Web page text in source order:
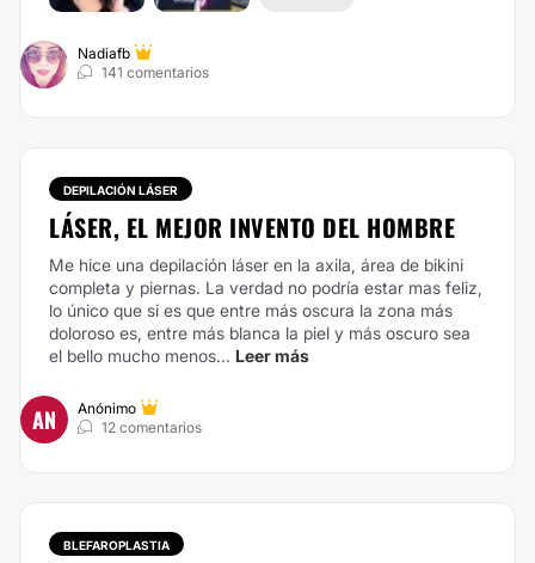
Nadiafb
141 comentarios
DEPILACIÓN LÁSER
LÁSER, EL MEJOR INVENTO DEL HOMBRE
Me hice una depilación láser en la axila, área de bikini
completa y piernas. La verdad no podría estar mas feliz,
lo único que si es que entre más oscura la zona más
doloroso es, entre más blanca la piel y más oscuro sea
el bello mucho menos... Leer más
AN
Anónimo
12 comentarios
BLEFAROPLASTIA